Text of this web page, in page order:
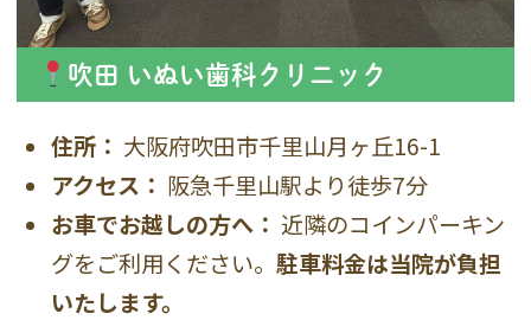
吹田 いぬい歯科クリニック
住所： 大阪府吹田市千里山月ヶ丘16-1
アクセス： 阪急千里山駅より徒歩7分
お車でお越しの方へ： 近隣のコインパーキン
グをご利用ください。駐車料金は当院が負担
いたします。